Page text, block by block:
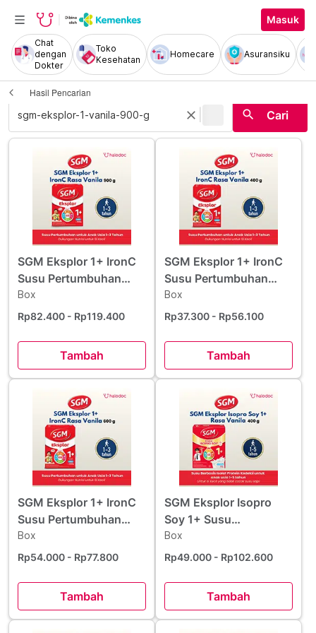
Masuk
Chat
dengan
Dokter
Toko
Kesehatan
Homecare Asuransiku
Hasil Pencarian
close search Cari
SGM Eksplor 1+ IronC
Susu Pertumbuhan
Rasa Vanila 900 g
Box
Rp82.400 - Rp119.400
Tambah
SGM Eksplor 1+ IronC
Susu Pertumbuhan
Rasa Vanila 400 g
Box
Rp37.300 - Rp56.100
Tambah
SGM Eksplor 1+ IronC
Susu Pertumbuhan
Rasa Vanila 600 g
Box
Rp54.000 - Rp77.800
Tambah
SGM Eksplor Isopro
Soy 1+ Susu
Pertumbuhan Rasa
Vanila 400 g
Box
Rp49.000 - Rp102.600
Tambah